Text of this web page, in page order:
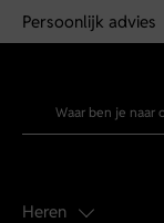
Heren